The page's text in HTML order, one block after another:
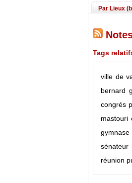
Par Lieux
Tags
ville de
bernard
congrés
mastouri
sénateur
réunion